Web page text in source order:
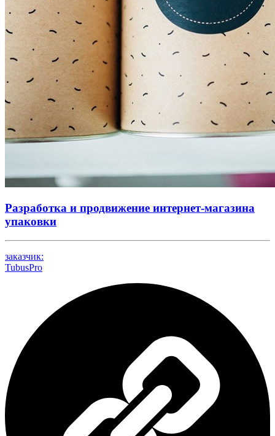
Разработка и продвижение интернет-магазина
упаковки
заказчик:
TubusPro